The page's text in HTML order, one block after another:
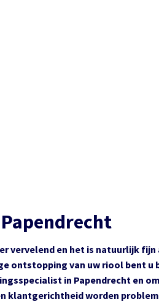
vervelend en het is natuurlijk
ontstopping van uw riool bent u
in Papendrecht en
klantgerichtheid worden